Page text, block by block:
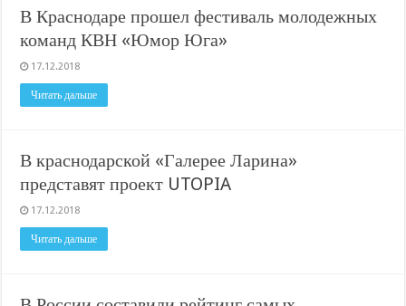
В Краснодаре прошел фестиваль молодежных
команд КВН «Юмор Юга»
17.12.2018
Читать дальше
В краснодарской «Галерее Ларина»
представят проект UTOPIA
17.12.2018
Читать дальше